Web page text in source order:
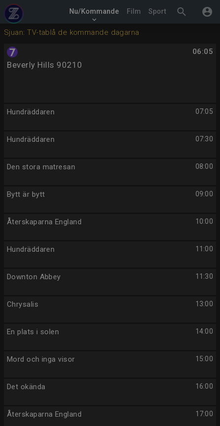
search account_circle
Nu/Kommande
keyboard_arrow_down
Film Sport
Sjuan: TV-tablå de kommande dagarna
06:05
Beverly Hills 90210
07:05
Hundräddaren
07:30
Hundräddaren
08:00
Den stora matresan
09:00
Bytt är bytt
10:00
Återskaparna England
11:00
Hundräddaren
11:30
Downton Abbey
13:00
Chrysalis
14:00
En plats i solen
15:00
Mord och inga visor
16:00
Det okända
17:00
Återskaparna England